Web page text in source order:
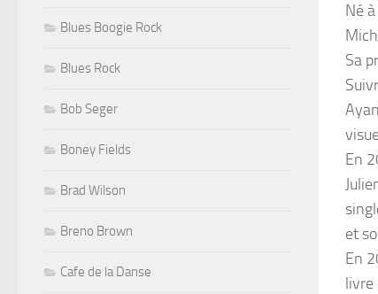
Né
Sa
En
et
En
livre
Blues Boogie Rock
Blues Rock
Bob Seger
Boney Fields
Brad Wilson
Breno Brown
Cafe de la Danse